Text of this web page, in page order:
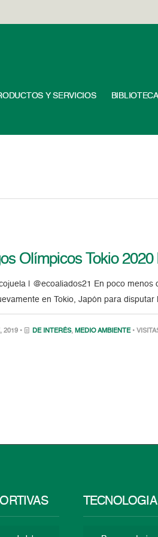
Y SERVICIOS
Olímpicos Tokio
| @ecoaliados21 En poco
en Tokio, Japón para
2019 • DE INTERÉS, MEDIO AMBIENTE •
TECNOLOGÍA